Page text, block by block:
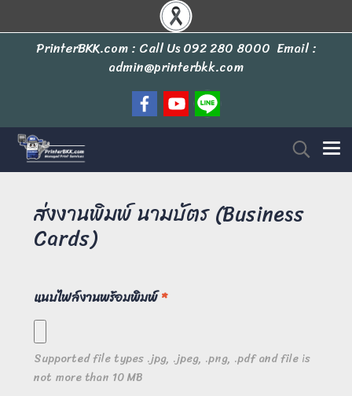
PrinterBKK.com : Call Us092 280 8000 Email :
admin@printerbkk.com
ส่งงานพิมพ์ นามบัตร (Business
Cards)
แนบไฟล์งานพร้อมพิมพ์ *
Supported file types .jpg, .jpeg, .png, .pdfand file is
not more than 10MB